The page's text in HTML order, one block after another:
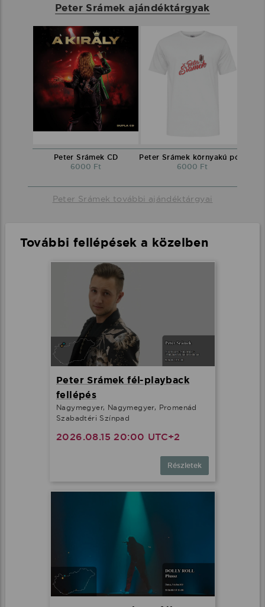
Peter Srámek ajándéktárgyak
Peter Srámek CD
6000 Ft
6000 Ft
Peter Srámek további ajándéktárgyai
További fellépések a közelben
Peter Srámek fél-playback
fellépés
Nagymegyer, Nagymegyer, Promenád
Szabadtéri Színpad
2026.08.15 20:00 UTC+2
Részletek